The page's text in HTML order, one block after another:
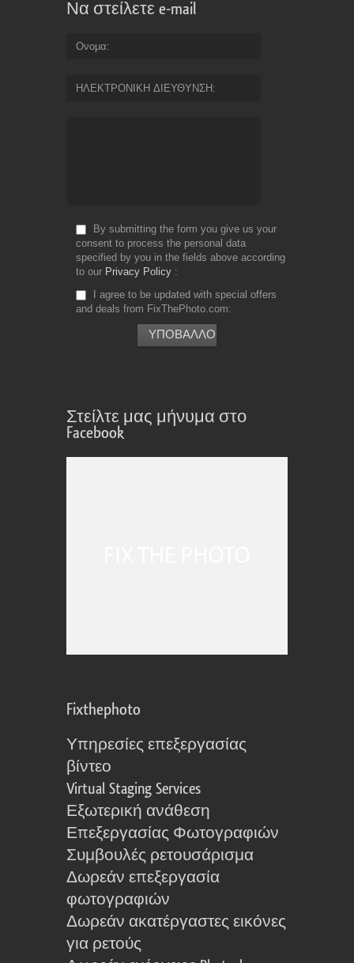
Να στείλετε e-mail
Ονομα
ΗΛΕΚΤΡΟΝΙΚΗ ΔΙΕΥΘΥΝΣΗ
By submitting the form you give us your
consent to process the personal data
specified by you in the fields above according
to our Privacy Policy
I agree to be updated with special offers
and deals from FixThePhoto.com
Στείλτε μας μήνυμα στο
Facebook
Fixthephoto
Υπηρεσίες επεξεργασίας
βίντεο
Virtual Staging Services
Εξωτερική ανάθεση
Επεξεργασίας Φωτογραφιών
Συμβουλές ρετουσάρισμα
Δωρεάν επεξεργασία
φωτογραφιών
Δωρεάν ακατέργαστες εικόνες
για ρετούς